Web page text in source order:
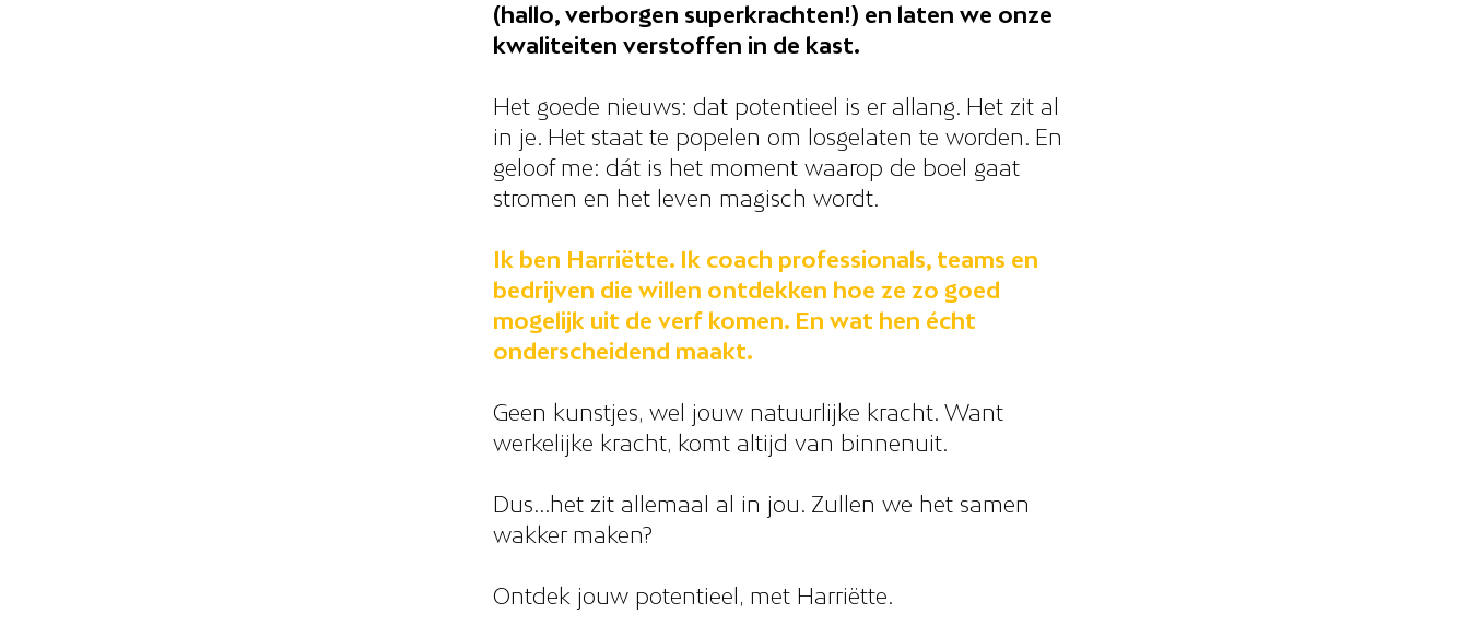
(hallo, verborgen superkrachten!) en laten we onze
kwaliteiten verstoffen in de kast.
Het goede nieuws: dat potentieel is er allang. Het zit al
in je. Het staat te popelen om losgelaten te worden. En
geloof me: dát is het moment waarop de boel gaat
stromen en het leven magisch wordt.
Ik ben Harriëtte. Ik coach professionals, teams en
bedrijven die willen ontdekken hoe ze zo goed
mogelijk uit de verf komen. En wat hen écht
onderscheidend maakt.
Geen kunstjes, wel jouw natuurlijke kracht. Want
werkelijke kracht, komt altijd van binnenuit.
Dus...het zit allemaal al in jou. Zullen we het samen
wakker maken?
Ontdek jouw potentieel, met Harriëtte.